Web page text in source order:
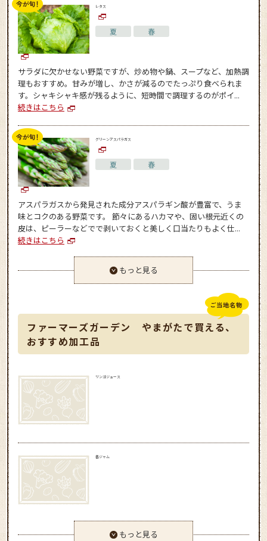
レタス
夏 春
サラダに欠かせない野菜ですが、炒め物や鍋、スープなど、加熱調
理もおすすめ。甘みが増し、かさが減るのでたっぷり食べられま
す。シャキシャキ感が残るように、短時間で調理するのがポイ...
続きはこちら
グリーンアスパラガス
夏 春
アスパラガスから発見された成分アスパラギン酸が豊富で、うま
味とコクのある野菜です。 節々にあるハカマや、固い根元近くの
皮は、ピーラーなどでで剥いておくと美しく口当たりもよく仕...
続きはこちら
もっと見る
ファーマーズガーデン やまがたで買える、
おすすめ加工品
リンゴジュース
各ジャム
もっと見る